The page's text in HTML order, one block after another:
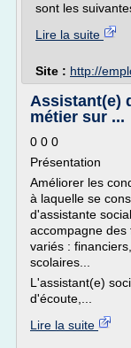
sont les
Lire la suite
Site : http://
Assistant(e)
métier sur ...
0 0 0
Présentation
Améliorer les
à laquelle se
d'assistante
accompagne des
variés :
scolaires...
L'assistant(e)
d'écoute,...
Lire la suite